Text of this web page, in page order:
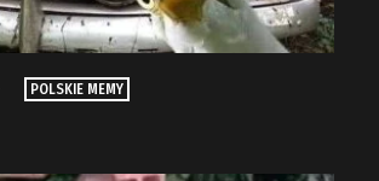
POLSKIE MEMY